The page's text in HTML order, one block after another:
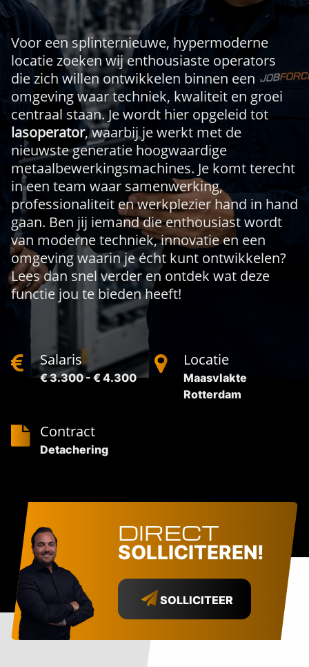
Voor een splinternieuwe, hypermoderne
locatie zoeken wij enthousiaste operators
die zich willen ontwikkelen binnen een
omgeving waar techniek, kwaliteit en groei
centraal staan. Je wordt hier opgeleid tot
lasoperator, waarbij je werkt met de
nieuwste generatie hoogwaardige
metaalbewerkingsmachines. Je komt terecht
in een team waar samenwerking,
professionaliteit en werkplezier hand in hand
gaan. Ben jij iemand die enthousiast wordt
van moderne techniek, innovatie en een
omgeving waarin je écht kunt ontwikkelen?
Lees dan snel verder en ontdek wat deze
functie jou te bieden heeft!
Salaris
€ 3.300 - € 4.300
Locatie
Maasvlakte
Rotterdam
Contract
Detachering
DIRECT
SOLLICITEREN!
SOLLICITEER